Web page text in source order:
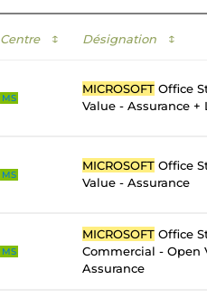
Centre ↕ Désignation ↕
MS
MICROSOFT Office
Value - Assurance +
MS
MICROSOFT Office
Value - Assurance
MS
MICROSOFT Office
Commercial - Open
Assurance